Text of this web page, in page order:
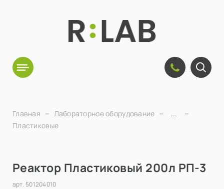
Главная Лабораторное оборудование
...
Пластиковые
Реактор Пластиковый 200л РП-3
арт. 501204010